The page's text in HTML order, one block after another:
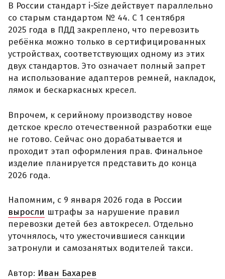
В России стандарт i-Size действует параллельно
со старым стандартом № 44. С 1 сентября
2025 года в ПДД закреплено, что перевозить
ребёнка можно только в сертифицированных
устройствах, соответствующих одному из этих
двух стандартов. Это означает полный запрет
на использование адаптеров ремней, накладок,
лямок и бескаркасных кресел.
Впрочем, к серийному производству новое
детское кресло отечественной разработки еще
не готово. Сейчас оно дорабатывается и
проходит этап оформления прав. Финальное
изделие планируется представить до конца
2026 года.
Напомним, с 9 января 2026 года в России
выросли штрафы за нарушение правил
перевозки детей без автокресел. Отдельно
уточнялось, что ужесточившиеся санкции
затронули и самозанятых водителей такси.
Автор: Иван Бахарев